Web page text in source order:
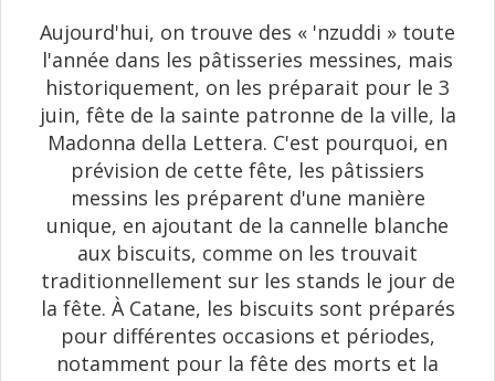
Aujourd'hui, on trouve des « 'nzuddi » toute
l'année dans les pâtisseries messines, mais
historiquement, on les préparait pour le 3
juin, fête de la sainte patronne de la ville, la
Madonna della Lettera. C'est pourquoi, en
prévision de cette fête, les pâtissiers
messins les préparent d'une manière
unique, en ajoutant de la cannelle blanche
aux biscuits, comme on les trouvait
traditionnellement sur les stands le jour de
la fête. À Catane, les biscuits sont préparés
pour différentes occasions et périodes,
notamment pour la fête des morts et la